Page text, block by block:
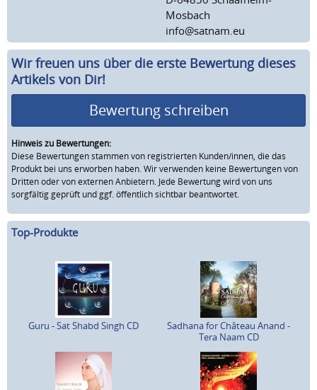
Mosbach
info@satnam.eu
Wir freuen uns über die erste Bewertung dieses
Artikels von Dir!
Bewertung schreiben
Hinweis zu Bewertungen:
Diese Bewertungen stammen von registrierten Kunden/innen, die das
Produkt bei uns erworben haben. Wir verwenden keine Bewertungen von
Dritten oder von externen Anbietern. Jede Bewertung wird von uns
sorgfältig geprüft und ggf. öffentlich sichtbar beantwortet.
Top-Produkte
Guru - Sat Shabd Singh CD
Sadhana for Château Anand -
Tera Naam CD